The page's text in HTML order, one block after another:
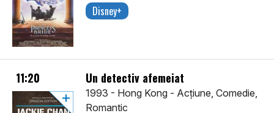
Disney+
11:20 Un detectiv afemeiat
1993 - Hong Kong - Acţiune, Comedie,
Romantic